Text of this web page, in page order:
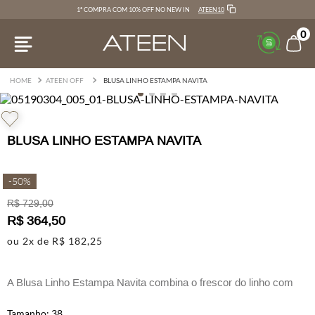
1ª COMPRA COM 10% OFF NO NEW IN ATEEN10
0
ATEEN OFF BLUSA LINHO ESTAMPA NAVITA
BLUSA LINHO ESTAMPA NAVITA
-50%
R$ 729,00
R$ 364,50
ou 2x de R$ 182,25
A Blusa Linho Estampa Navita combina o frescor do linho com